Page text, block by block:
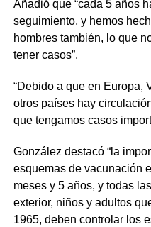
Añadió que “cada 5 años
seguimiento, y hemos
hombres también, lo que
tener casos”.
“Debido a que en Europa,
otros países hay
que tengamos casos
González destacó “la
esquemas de vacunación
meses y 5 años, y todas
exterior, niños y adultos
1965, deben controlar los